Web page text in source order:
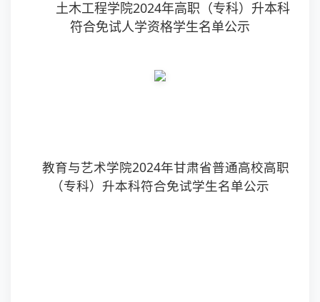
土木工程学院2024年高职（专科）升本科
符合免试人学资格学生名单公示
教育与艺术学院2024年甘肃省普通高校高职
（专科）升本科符合免试学生名单公示